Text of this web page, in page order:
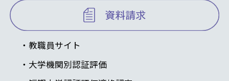
教職員サイト
大学機関別認証評価